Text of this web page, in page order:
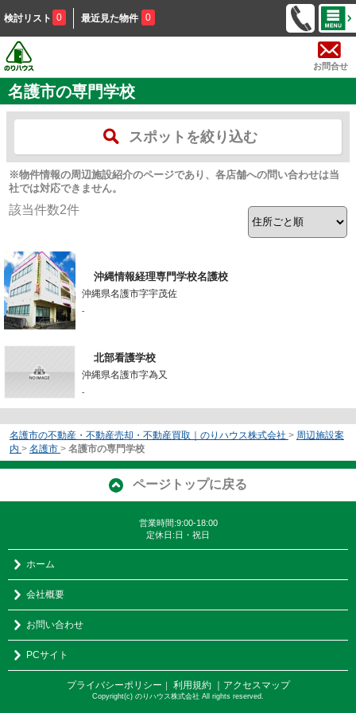
検討リスト 0 最近見た物件 0
お問合せ
名護市の専門学校
スポットを絞り込む
※物件情報の周辺施設紹介のページであり、各店舗への問い合わせは当
社では対応できません。
該当件数2件
沖縄情報経理専門学校名護校
沖縄県名護市字宇茂佐
-
北部看護学校
沖縄県名護市字為又
-
名護市の不動産・不動産売却・不動産買取｜のりハウス株式会社 > 周辺施設案
内 > 名護市 > 名護市の専門学校
ページトップに戻る
営業時間:9:00-18:00
定休日:日・祝日
ホーム
会社概要
お問い合わせ
PCサイト
プライバシーポリシー ｜ 利用規約 ｜アクセスマップ
Copyright(c) のりハウス株式会社 All rights reserved.